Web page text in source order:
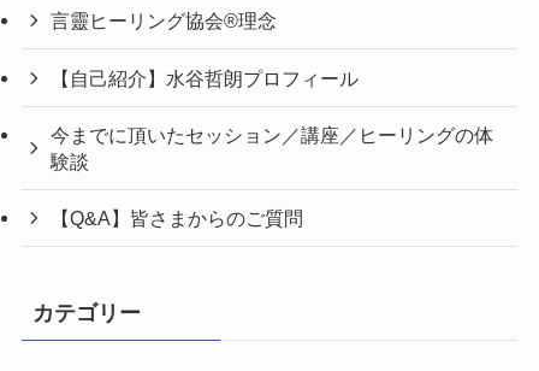
言靈ヒーリング協会®理念
【自己紹介】水谷哲朗プロフィール
今までに頂いたセッション／講座／ヒーリングの体
験談
【Q&A】皆さまからのご質問
カテゴリー